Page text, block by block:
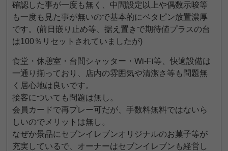
確認した事が一度も無く、中間設定以上や偶数示唆等
も一度も見た事が無いので基本的にベタピン放置濃厚
です。(前日嵌り止め等、据え置きで期待値プラスの台
は100％リセットされていましたが)
食堂・休憩室・台間シャッター・Wi-Fi等、快適設備は
一通り揃っており、店内の雰囲気や清潔さ等も問題無
く居心地は良いです。
接客についても問題は無し。
会員カードで再プレー可だが、手数料無料ではないら
しいのでメリットは無し。
なぜか景品にセブンイレブンオリジナルのお菓子等が
充実しているで、オーナーはセブンイレブンも経営し